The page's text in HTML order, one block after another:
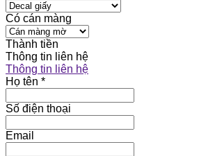
Có cán màng
Thành tiền
Thông tin liên hệ
Thông tin liên hệ
Họ tên *
Số điện thoại
Email